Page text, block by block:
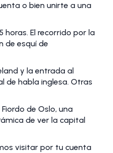
o bien unirte a una
El recorrido por la
de esquí de
y la entrada al
de habla inglesa. Otras
de Oslo, una
de ver la capital
visitar por tu cuenta